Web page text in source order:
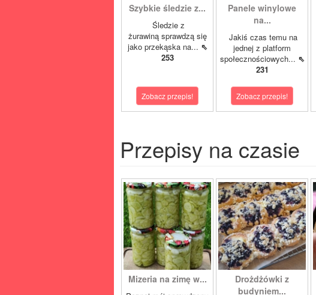
Szybkie śledzie z...
Śledzie z
żurawiną sprawdzą się
jako przekąska na... ⇖
253
Zobacz przepis!
Panele winylowe
na...
Jakiś czas temu na
jednej z platform
społecznościowych... ⇖
231
Zobacz przepis!
Przepisy na czasie
Mizeria na zimę w...
Drożdżówki z
budyniem...